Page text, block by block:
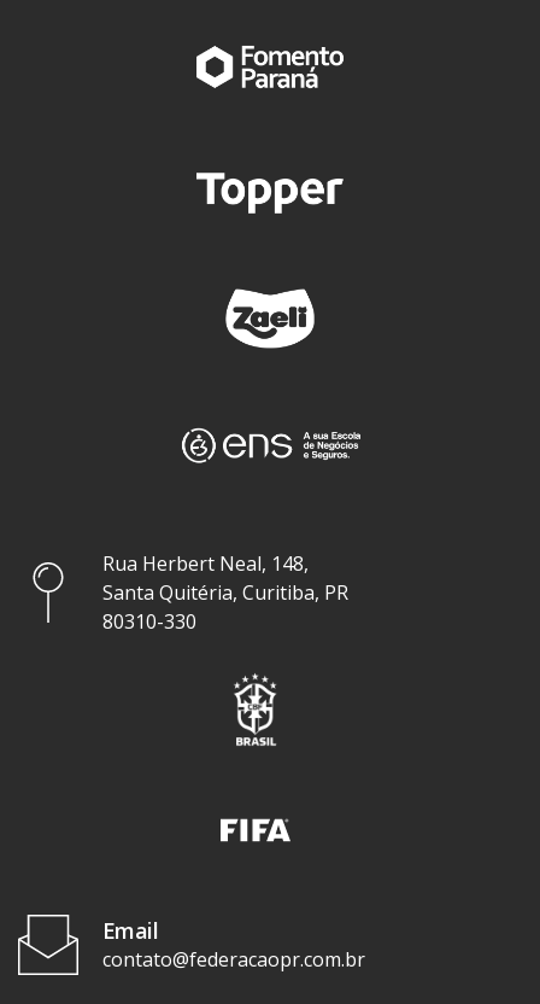
Rua Herbert Neal, 148,
Santa Quitéria, Curitiba, PR
80310-330
Email
contato@federacaopr.com.br